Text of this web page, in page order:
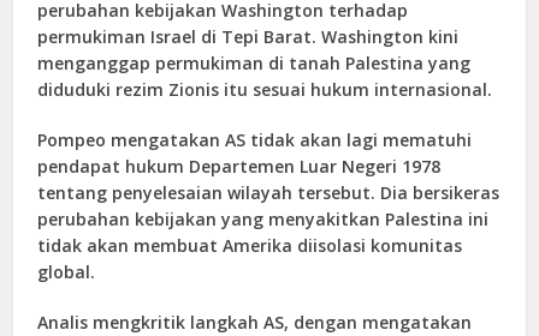
perubahan kebijakan Washington terhadap
permukiman Israel di Tepi Barat. Washington kini
menganggap permukiman di tanah Palestina yang
diduduki rezim Zionis itu sesuai hukum internasional.
Pompeo mengatakan AS tidak akan lagi mematuhi
pendapat hukum Departemen Luar Negeri 1978
tentang penyelesaian wilayah tersebut. Dia bersikeras
perubahan kebijakan yang menyakitkan Palestina ini
tidak akan membuat Amerika diisolasi komunitas
global.
Analis mengkritik langkah AS, dengan mengatakan